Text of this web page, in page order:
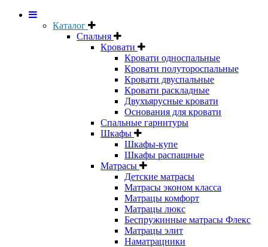
Каталог
Спальня
Кровати
Кровати односпальные
Кровати полутороспальные
Кровати двуспальные
Кровати раскладные
Двухъярусные кровати
Основания для кровати
Спальные гарнитуры
Шкафы
Шкафы-купе
Шкафы распашные
Матрасы
Детские матрасы
Матрасы эконом класса
Матрацы комфорт
Матрацы люкс
Беспружинные матрасы Флекс
Матрацы элит
Наматрацники